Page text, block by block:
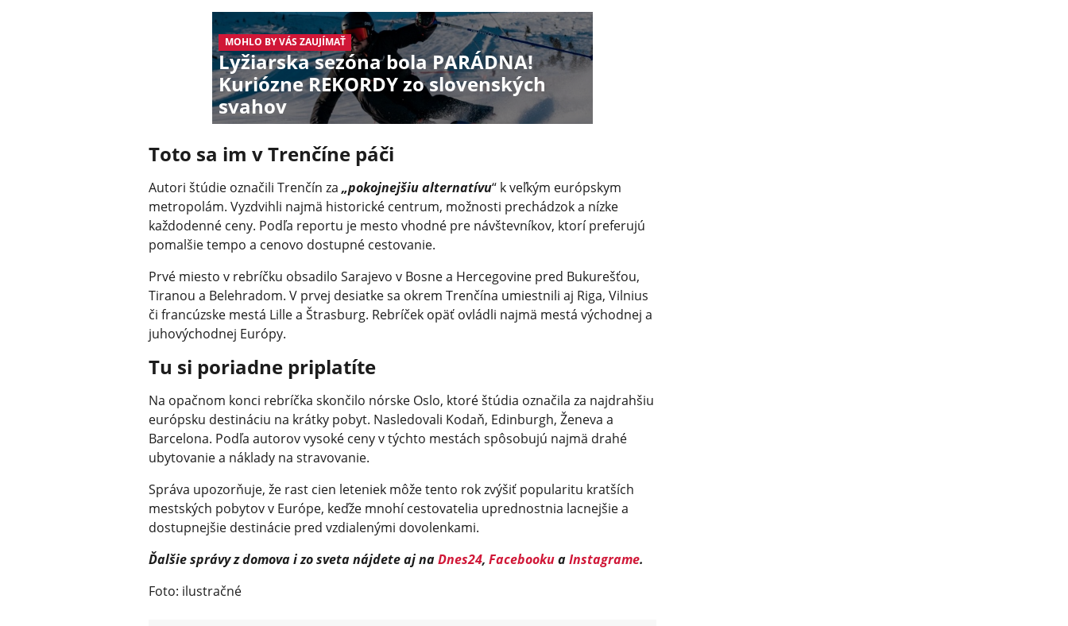
MOHLO BY VÁS ZAUJÍMAŤ
Lyžiarska sezóna bola PARÁDNA!
Kuriózne REKORDY zo slovenských
svahov
Toto sa im v Trenčíne páči
Autori štúdie označili Trenčín za „pokojnejšiu alternatívu“ k veľkým európskym
metropolám. Vyzdvihli najmä historické centrum, možnosti prechádzok a nízke
každodenné ceny. Podľa reportu je mesto vhodné pre návštevníkov, ktorí preferujú
pomalšie tempo a cenovo dostupné cestovanie.
Prvé miesto v rebríčku obsadilo Sarajevo v Bosne a Hercegovine pred Bukurešťou,
Tiranou a Belehradom. V prvej desiatke sa okrem Trenčína umiestnili aj Riga, Vilnius
či francúzske mestá Lille a Štrasburg. Rebríček opäť ovládli najmä mestá východnej a
juhovýchodnej Európy.
Tu si poriadne priplatíte
Na opačnom konci rebríčka skončilo nórske Oslo, ktoré štúdia označila za najdrahšiu
európsku destináciu na krátky pobyt. Nasledovali Kodaň, Edinburgh, Ženeva a
Barcelona. Podľa autorov vysoké ceny v týchto mestách spôsobujú najmä drahé
ubytovanie a náklady na stravovanie.
Správa upozorňuje, že rast cien leteniek môže tento rok zvýšiť popularitu kratších
mestských pobytov v Európe, keďže mnohí cestovatelia uprednostnia lacnejšie a
dostupnejšie destinácie pred vzdialenými dovolenkami.
Ďalšie správy z domova i zo sveta nájdete aj naDnes24, FacebookuaInstagrame.
Foto: ilustračné